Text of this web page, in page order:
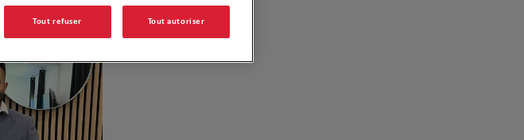
Tout refuser Tout autoriser